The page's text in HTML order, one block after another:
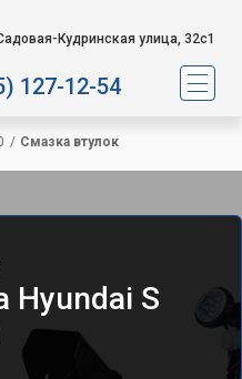
Кудринская улица, 32с1
127-12-54
/ Смазка втулок
Hyundai S